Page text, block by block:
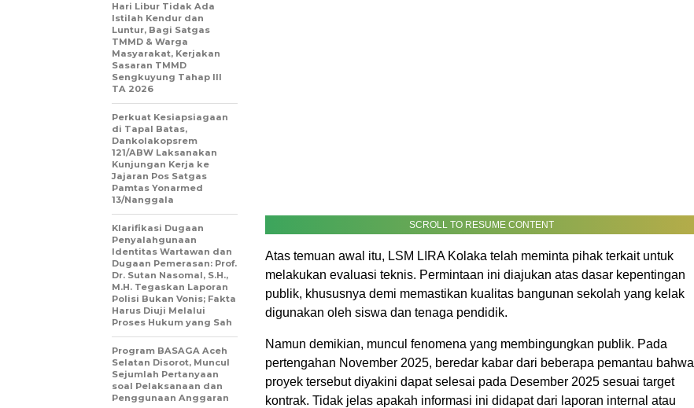
SCROLL TO RESUME CONTENT
Atas temuan awal itu, LSM LIRA Kolaka telah meminta pihak terkait untuk
melakukan evaluasi teknis. Permintaan ini diajukan atas dasar kepentingan
publik, khususnya demi memastikan kualitas bangunan sekolah yang kelak
digunakan oleh siswa dan tenaga pendidik.
Namun demikian, muncul fenomena yang membingungkan publik. Pada
pertengahan November 2025, beredar kabar dari beberapa pemantau bahwa
proyek tersebut diyakini dapat selesai pada Desember 2025 sesuai target
kontrak. Tidak jelas apakah informasi ini didapat dari laporan internal atau
Hari Libur Tidak Ada
Istilah Kendur dan
Luntur, Bagi Satgas
TMMD & Warga
Masyarakat, Kerjakan
Sasaran TMMD
Sengkuyung Tahap III
TA 2026
Perkuat Kesiapsiagaan
di Tapal Batas,
Dankolakopsrem
121/ABW Laksanakan
Kunjungan Kerja ke
Jajaran Pos Satgas
Pamtas Yonarmed
13/Nanggala
Klarifikasi Dugaan
Penyalahgunaan
Identitas Wartawan dan
Dugaan Pemerasan: Prof.
Dr. Sutan Nasomal, S.H.,
M.H. Tegaskan Laporan
Polisi Bukan Vonis; Fakta
Harus Diuji Melalui
Proses Hukum yang Sah
Program BASAGA Aceh
Selatan Disorot, Muncul
Sejumlah Pertanyaan
soal Pelaksanaan dan
Penggunaan Anggaran